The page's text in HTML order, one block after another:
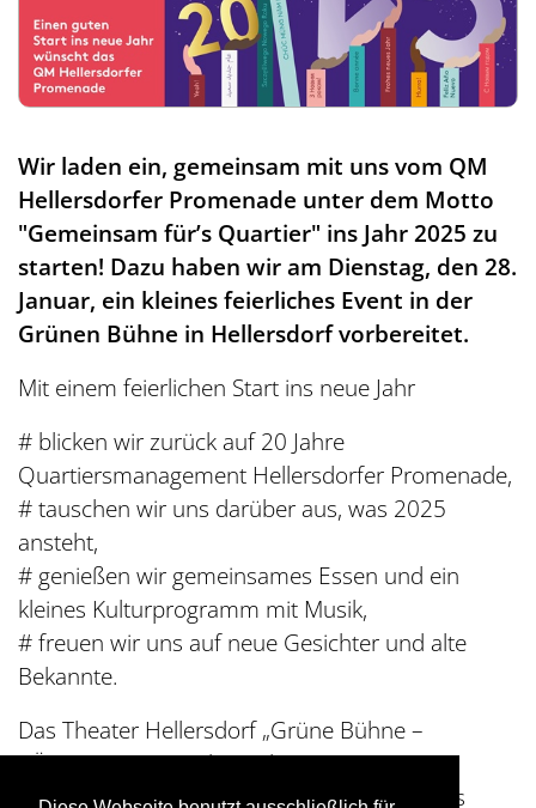
Wir laden ein, gemeinsam mit uns vom QM
Hellersdorfer Promenade unter dem Motto
"Gemeinsam für’s Quartier" ins Jahr 2025 zu
starten! Dazu haben wir am Dienstag, den 28.
Januar, ein kleines feierliches Event in der
Grünen Bühne in Hellersdorf vorbereitet.
Mit einem feierlichen Start ins neue Jahr
# blicken wir zurück auf 20 Jahre
Quartiersmanagement Hellersdorfer Promenade,
# tauschen wir uns darüber aus, was 2025
ansteht,
# genießen wir gemeinsames Essen und ein
kleines Kulturprogramm mit Musik,
# freuen wir uns auf neue Gesichter und alte
Bekannte.
Das Theater Hellersdorf „Grüne Bühne –
KÜNSTLER HERZ“ bereichert mit seinem
vollwertigen Theaterprogramm nicht nur das